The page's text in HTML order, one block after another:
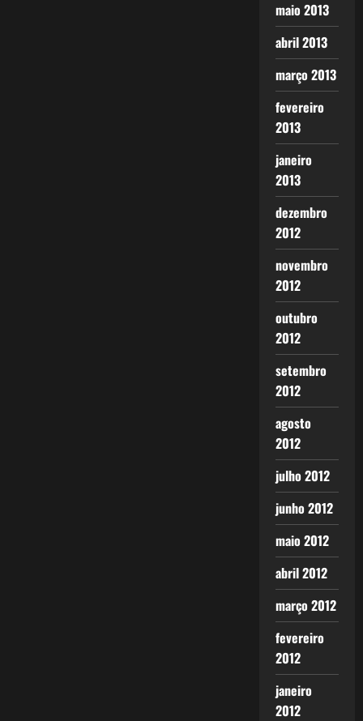
maio 2013
abril 2013
março 2013
fevereiro
2013
janeiro
2013
dezembro
2012
novembro
2012
outubro
2012
setembro
2012
agosto
2012
julho 2012
junho 2012
maio 2012
abril 2012
março 2012
fevereiro
2012
janeiro
2012